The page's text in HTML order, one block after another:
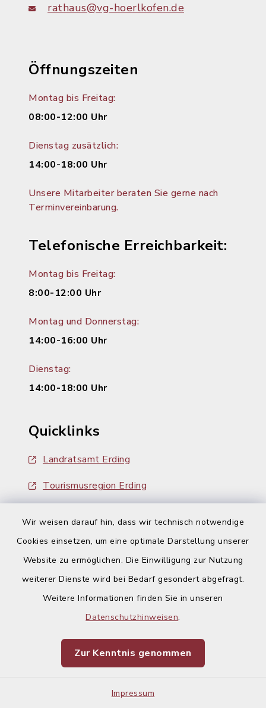
Wir weisen darauf hin, dass wir technisch notwendige
Cookies einsetzen, um eine optimale Darstellung unserer
Website zu ermöglichen. Die Einwilligung zur Nutzung
weiterer Dienste wird bei Bedarf gesondert abgefragt.
Weitere Informationen finden Sie in unseren
Datenschutzhinweisen.
Zur Kenntnis genommen
Impressum
rathaus@vg-hoerlkofen.de
Öffnungszeiten
Montag bis Freitag:
08:00-12:00 Uhr
Dienstag zusätzlich:
14:00-18:00 Uhr
Unsere Mitarbeiter beraten Sie gerne nach
Terminvereinbarung.
Telefonische Erreichbarkeit:
Montag bis Freitag:
8:00-12:00 Uhr
Montag und Donnerstag:
14:00-16:00 Uhr
Dienstag:
14:00-18:00 Uhr
Quicklinks
Landratsamt Erding
Tourismusregion Erding
Kontakt
Datenschutz
Impressum